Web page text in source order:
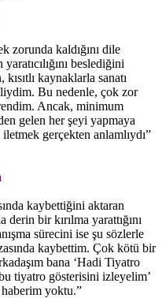
zorunda kaldığını dile
beslediğini
kaynaklarla sanatı
Bu nedenle, çok zor
Ancak, minimum
gelen her şeyi yapmaya
iletmek gerçekten anlamlıydı”
kaybettiğini aktaran
bir kırılma yarattığını
sürecini ise şu sözlerle
kaybettim. Çok kötü bir
bana ‘Hadi Tiyatro
tiyatro gösterisini izleyelim’
yoktu.”